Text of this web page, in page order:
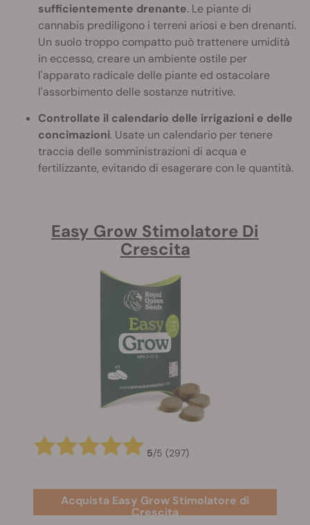
sufficientemente drenante. Le piante di
cannabis prediligono i terreni ariosi e ben drenanti.
Un suolo troppo compatto può trattenere umidità
in eccesso, creare un ambiente ostile per
l'apparato radicale delle piante ed ostacolare
l'assorbimento delle sostanze nutritive.
Controllate il calendario delle irrigazioni e delle
concimazioni. Usate un calendario per tenere
traccia delle somministrazioni di acqua e
fertilizzante, evitando di esagerare con le quantità.
Easy Grow Stimolatore Di
Crescita
5/5 (297)
Acquista Easy Grow Stimolatore di
Crescita